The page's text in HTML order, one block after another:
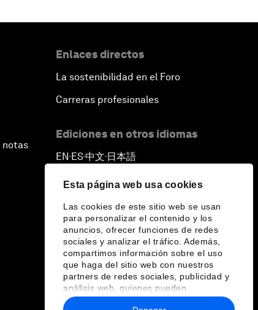
Esta página web usa cookies
Las cookies de este sitio web se usan
para personalizar el contenido y los
anuncios, ofrecer funciones de redes
sociales y analizar el tráfico. Además,
compartimos información sobre el uso
que haga del sitio web con nuestros
partners de redes sociales, publicidad y
análisis web, quienes pueden
combinarla con otra información que les
notas
Enlaces directos
La sostenibilidad en el Foro
Carreras profesionales
Ediciones en otros idiomas
EN ▪ ES▪中文▪ 日本語